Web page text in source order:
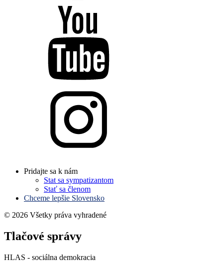
Pridajte sa k nám
Stat sa sympatizantom
Stať sa členom
Chceme lepšie Slovensko
© 2026 Všetky práva vyhradené
Tlačové správy
HLAS - sociálna demokracia